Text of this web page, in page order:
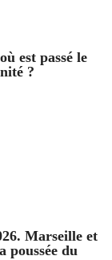
est passé le
?
Marseille et
poussée du